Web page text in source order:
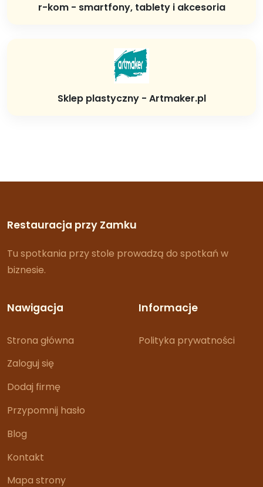
r-kom - smartfony, tablety i akcesoria
Sklep plastyczny - Artmaker.pl
Restauracja przy Zamku
Tu spotkania przy stole prowadzą do spotkań w
biznesie.
Nawigacja
Strona główna
Zaloguj się
Dodaj firmę
Przypomnij hasło
Blog
Kontakt
Mapa strony
Informacje
Polityka prywatności